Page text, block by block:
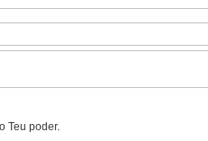
Teu poder.